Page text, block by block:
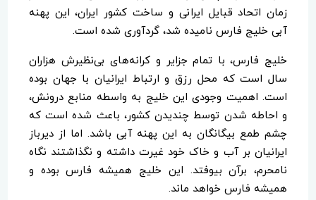
زمان اتحاد قبایل ایرانی و ساخت کشور ایران، این پهنه
آبی خلیج فارس نامیده شد، گردآوری شده است.
خلیج فارس، با تمام جزایر و کرانه‌های بی‌نظیرش هزاران
سال است که محل رزق و ارتباط ایرانیان با جهان بوده
است. اهمیت وجودی این خلیج به واسطه منابع درونش،
و احاطه شدن توسط چندیدن کشور، باعث شده است که
چشم طمع بیگانگان به این پهنه آبی باشد. اما از دیرباز
ایرانیان بر آب و خاک خود غیرت داشته و نگذاشتند نگاه
نامحرم، برآن بیوفتد. این خلیج همیشه فارس بوده و
همیشه فارس خواهد ماند.